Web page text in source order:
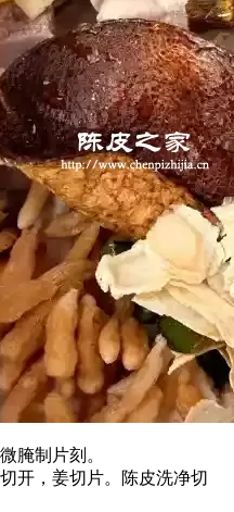
腌制片刻。
开，姜切片。陈皮洗净切